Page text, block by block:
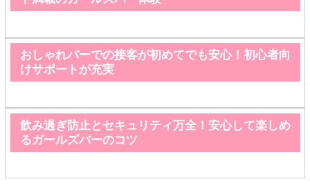
おしゃれバーでの接客が初めてでも安心！初心者向
けサポートが充実
飲み過ぎ防止とセキュリティ万全！安心して楽しめ
るガールズバーのコツ